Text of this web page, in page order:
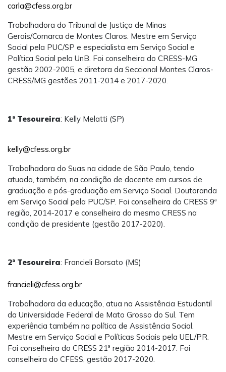
carla@cfess.org.br
Trabalhadora do Tribunal de Justiça de Minas
Gerais/Comarca de Montes Claros. Mestre em Serviço
Social pela PUC/SP e especialista em Serviço Social e
Política Social pela UnB. Foi conselheira do CRESS-MG
gestão 2002-2005, e diretora da Seccional Montes Claros-
CRESS/MG gestões 2011-2014 e 2017-2020.
1ª Tesoureira: Kelly Melatti (SP)
kelly@cfess.org.br
Trabalhadora do Suas na cidade de São Paulo, tendo
atuado, também, na condição de docente em cursos de
graduação e pós-graduação em Serviço Social. Doutoranda
em Serviço Social pela PUC/SP. Foi conselheira do CRESS 9ª
região, 2014-2017 e conselheira do mesmo CRESS na
condição de presidente (gestão 2017-2020).
2ª Tesoureira: Francieli Borsato (MS)
francieli@cfess.org.br
Trabalhadora da educação, atua na Assistência Estudantil
da Universidade Federal de Mato Grosso do Sul. Tem
experiência também na política de Assistência Social.
Mestre em Serviço Social e Políticas Sociais pela UEL/PR.
Foi conselheira do CRESS 21ª região 2014-2017. Foi
conselheira do CFESS, gestão 2017-2020.